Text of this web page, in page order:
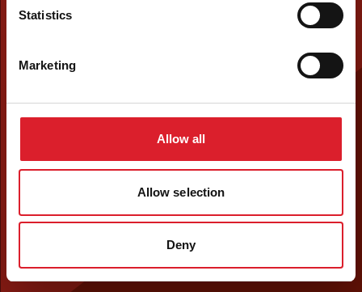
Statistics
Marketing
Allow all
Allow selection
Deny